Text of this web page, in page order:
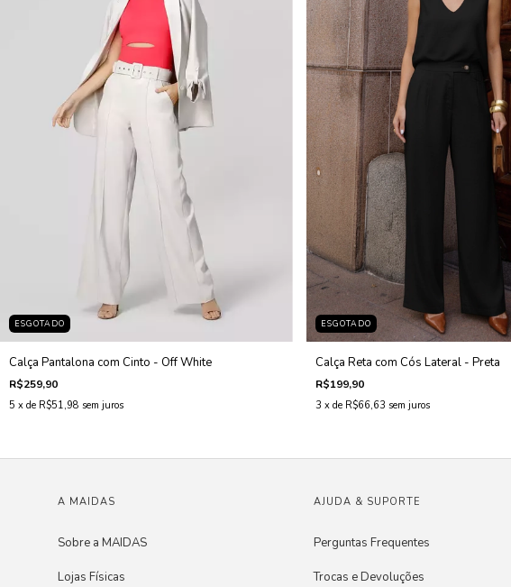
ESGOTADO
Calça Pantalona com Cinto - Off White
R$259,90
5 x de R$51,98 sem juros
ESGOTADO
Calça Reta com Cós Lateral - Preta
R$199,90
3 x de R$66,63 sem juros
A MAIDAS
Sobre a MAIDAS
Lojas Físicas
AJUDA & SUPORTE
Perguntas Frequentes
Trocas e Devoluções